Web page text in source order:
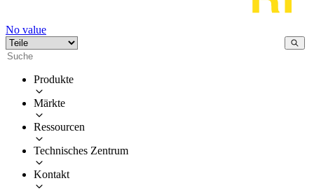
No value
Produkte
Märkte
Ressourcen
Technisches Zentrum
Kontakt